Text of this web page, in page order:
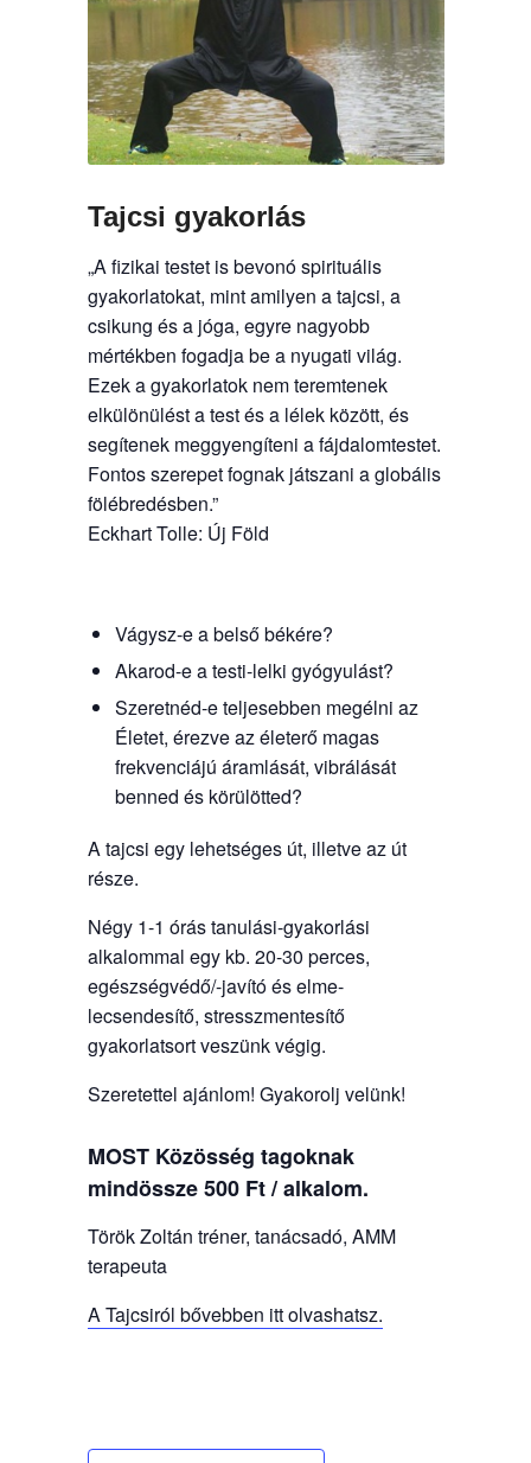
Tajcsi gyakorlás
„A fizikai testet is bevonó spirituális
gyakorlatokat, mint amilyen a tajcsi, a
csikung és a jóga, egyre nagyobb
mértékben fogadja be a nyugati világ.
Ezek a gyakorlatok nem teremtenek
elkülönülést a test és a lélek között, és
segítenek meggyengíteni a fájdalomtestet.
Fontos szerepet fognak játszani a globális
fölébredésben.”
Eckhart Tolle: Új Föld
Vágysz-e a belső békére?
Akarod-e a testi-lelki gyógyulást?
Szeretnéd-e teljesebben megélni az
Életet, érezve az életerő magas
frekvenciájú áramlását, vibrálását
benned és körülötted?
A tajcsi egy lehetséges út, illetve az út
része.
Négy 1-1 órás tanulási-gyakorlási
alkalommal egy kb. 20-30 perces,
egészségvédő/-javító és elme-
lecsendesítő, stresszmentesítő
gyakorlatsort veszünk végig.
Szeretettel ajánlom! Gyakorolj velünk!
MOST Közösség tagoknak
mindössze 500 Ft / alkalom.
Török Zoltán tréner, tanácsadó, AMM
terapeuta
A Tajcsiról bővebben itt olvashatsz.